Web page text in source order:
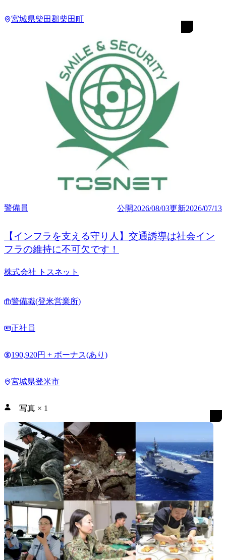
宮城県柴田郡柴田町
警備員 公開2026/08/03更新2026/07/13
【インフラを支える守り人】交通誘導は社会イン
フラの維持に不可欠です！
株式会社 トスネット
警備職(登米営業所)
正社員
190,920円 + ボーナス(あり)
宮城県登米市
写真 × 1